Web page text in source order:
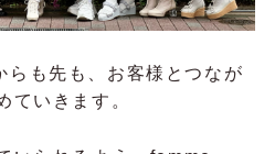
も先も、お客様とつなが
ていきます。